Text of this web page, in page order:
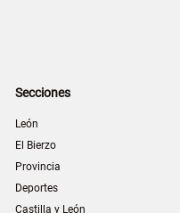
Secciones
León
El Bierzo
Provincia
Deportes
Castilla y León